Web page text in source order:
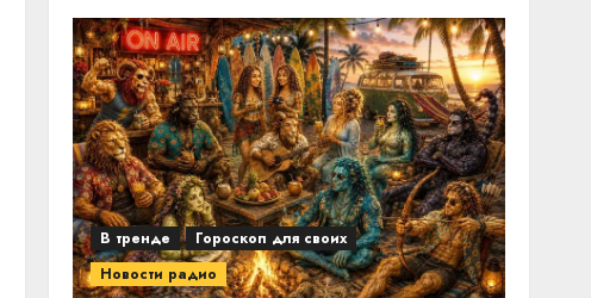
В тренде
Гороскоп для своих
Новости радио